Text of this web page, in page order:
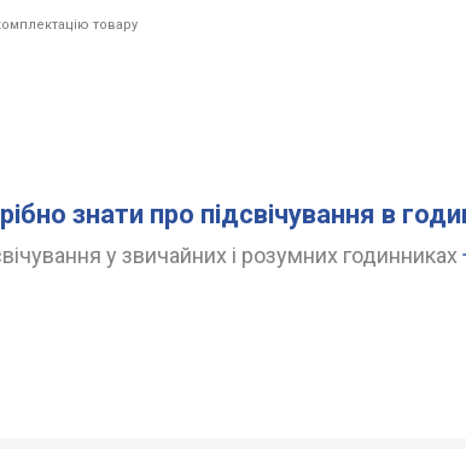
товару
знати про підсвічування в
у звичайних і розумних годинниках